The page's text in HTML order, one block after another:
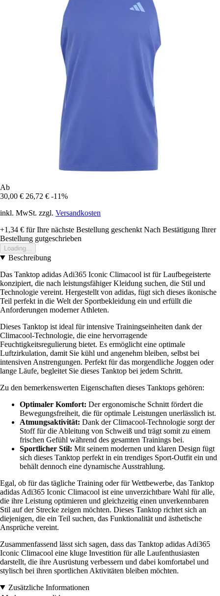
Ab
30,00 € 26,72 € -11%
inkl. MwSt. zzgl. Versandkosten
+1,34 € für Ihre nächste Bestellung geschenkt Nach Bestätigung Ihrer
Bestellung gutgeschrieben
Loading...
Beschreibung
Das Tanktop adidas Adi365 Iconic Climacool ist für Laufbegeisterte
konzipiert, die nach leistungsfähiger Kleidung suchen, die Stil und
Technologie vereint. Hergestellt von adidas, fügt sich dieses ikonische
Teil perfekt in die Welt der Sportbekleidung ein und erfüllt die
Anforderungen moderner Athleten.
Dieses Tanktop ist ideal für intensive Trainingseinheiten dank der
Climacool-Technologie, die eine hervorragende
Feuchtigkeitsregulierung bietet. Es ermöglicht eine optimale
Luftzirkulation, damit Sie kühl und angenehm bleiben, selbst bei
intensiven Anstrengungen. Perfekt für das morgendliche Joggen oder
lange Läufe, begleitet Sie dieses Tanktop bei jedem Schritt.
Zu den bemerkenswerten Eigenschaften dieses Tanktops gehören:
Optimaler Komfort: Der ergonomische Schnitt fördert die
Bewegungsfreiheit, die für optimale Leistungen unerlässlich ist.
Atmungsaktivität: Dank der Climacool-Technologie sorgt der
Stoff für die Ableitung von Schweiß und trägt somit zu einem
frischen Gefühl während des gesamten Trainings bei.
Sportlicher Stil: Mit seinem modernen und klaren Design fügt
sich dieses Tanktop perfekt in ein trendiges Sport-Outfit ein und
behält dennoch eine dynamische Ausstrahlung.
Egal, ob für das tägliche Training oder für Wettbewerbe, das Tanktop
adidas Adi365 Iconic Climacool ist eine unverzichtbare Wahl für alle,
die ihre Leistung optimieren und gleichzeitig einen unverkennbaren
Stil auf der Strecke zeigen möchten. Dieses Tanktop richtet sich an
diejenigen, die ein Teil suchen, das Funktionalität und ästhetische
Ansprüche vereint.
Zusammenfassend lässt sich sagen, dass das Tanktop adidas Adi365
Iconic Climacool eine kluge Investition für alle Laufenthusiasten
darstellt, die ihre Ausrüstung verbessern und dabei komfortabel und
stylisch bei ihren sportlichen Aktivitäten bleiben möchten.
Zusätzliche Informationen